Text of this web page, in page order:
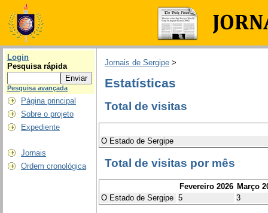
Login
Pesquisa rápida
Pesquisa avançada
Página principal
Sobre o projeto
Expediente
Jornais
Ordem cronológica
Jornais de Sergipe >
Estatísticas
Total de visitas
O Estado de Sergipe
Total de visitas por mês
Fevereiro 2026 Março
O Estado de Sergipe 5 3